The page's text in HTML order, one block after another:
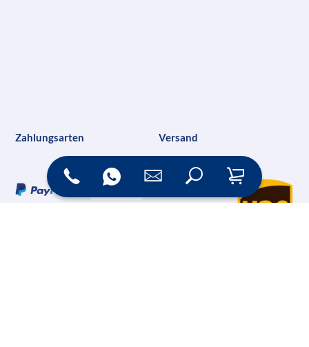
Zahlungsarten Versand